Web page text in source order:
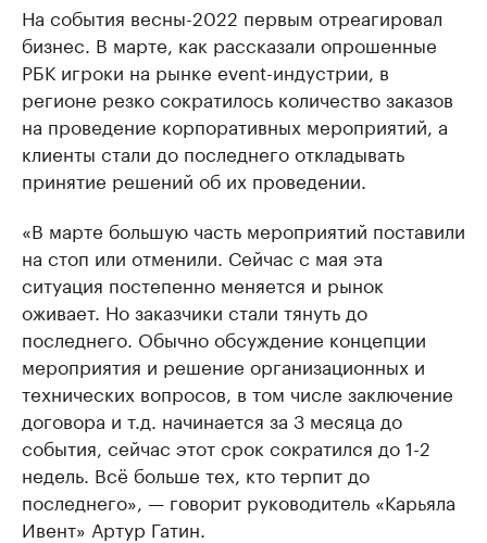
На события весны-2022 первым отреагировал
бизнес. В марте, как рассказали опрошенные
РБК игроки на рынке event-индустрии, в
регионе резко сократилось количество заказов
на проведение корпоративных мероприятий, а
клиенты стали до последнего откладывать
принятие решений об их проведении.
«В марте большую часть мероприятий поставили
на стоп или отменили. Сейчас с мая эта
ситуация постепенно меняется и рынок
оживает. Но заказчики стали тянуть до
последнего. Обычно обсуждение концепции
мероприятия и решение организационных и
технических вопросов, в том числе заключение
договора и т.д. начинается за 3 месяца до
события, сейчас этот срок сократился до 1-2
недель. Всё больше тех, кто терпит до
последнего», — говорит руководитель «Карьяла
Ивент» Артур Гатин.